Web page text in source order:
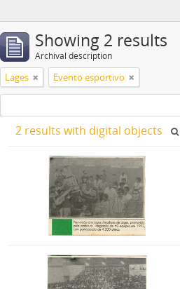
Showing 2 results
Archival description
Lages Evento esportivo
2 results with digital objects